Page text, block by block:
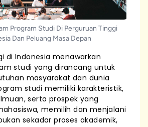
Program Studi Di Perguruan Tinggi
Dan Peluang Masa Depan
di Indonesia menawarkan
studi yang dirancang untuk
masyarakat dan dunia
studi memiliki karakteristik,
serta prospek yang
memilih dan menjalani
sekadar proses akademik,